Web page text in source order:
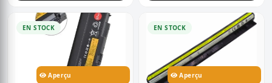
EN STOCK
Aperçu
EN STOCK
Aperçu